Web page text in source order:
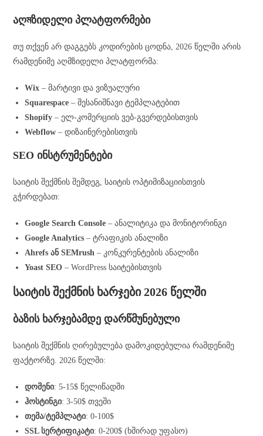
აღমზიდელი პლატფორმები
თუ თქვენ არ დაგგებს კოდირების ცოდნა, 2026 წელში არის
რამდენიმე აღმზიდელი პლატფორმა:
Wix – მარტივი და ვიზუალური
Squarespace – შესანიშნავი ტემპლატებით
Shopify – ელ-კომერციის ვებ-გვერდებისთვის
Webflow – დიზაინერებისთვის
SEO ინსტრუმენტები
საიტის შექმნის შემდეგ, საიტის ოპტიმიზაციისთვის
გჭირდებათ:
Google Search Console – ანალიტიკა და მონიტორინგი
Google Analytics – ტრაფიკის ანალიზი
Ahrefs ან SEMrush – კონკურენტების ანალიზი
Yoast SEO – WordPress საიტებისთვის
საიტის შექმნის ხარჯები 2026 წელში
ბაზის ხარჯებამდე დარწმუნებული
საიტის შექმნის ღირებულება დამოკიდებულია რამდენიმე
ფაქტორზე. 2026 წელში:
დომენი: 5-15$ წელიწადში
ჰოსტინგი: 3-50$ თვეში
თემა/ტემპლატი: 0-100$
SSL სერტიფიკატი: 0-200$ (ხშირად უფასო)